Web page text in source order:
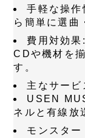
手軽な操作
ら簡単に選曲
費用対効果:
CDや機材を
す。
主なサービ
USEN
ネルと有線放
モンスター